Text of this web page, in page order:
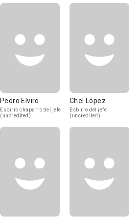
Pedro Elviro
Esbirro chaparro del jefe
(uncredited)
Chel López
Esbirro del jefe
(uncredited)